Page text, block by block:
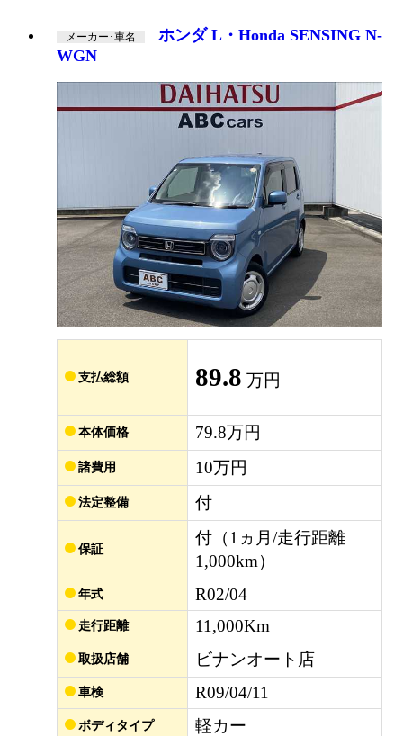
メーカー･車名
ホンダ L・Honda SENSING N-
WGN
支払総額 89.8 万円
本体価格 79.8万円
諸費用 10万円
法定整備 付
保証
付（1ヵ月/走行距離
1,000km）
年式 R02/04
走行距離 11,000Km
取扱店舗 ビナンオート店
車検 R09/04/11
ボディタイプ 軽カー